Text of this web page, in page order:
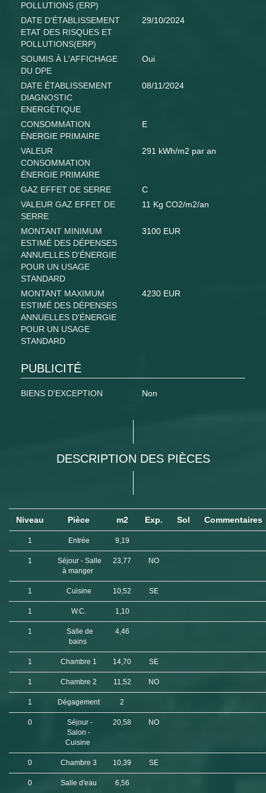
POLLUTIONS (ERP)
DATE D'ÉTABLISSEMENT
ETAT DES RISQUES ET
POLLUTIONS(ERP)
29/10/2024
SOUMIS À L'AFFICHAGE
DU DPE
Oui
DATE ÉTABLISSEMENT
DIAGNOSTIC
ENERGÉTIQUE
08/11/2024
CONSOMMATION
ÉNERGIE PRIMAIRE
E
VALEUR
CONSOMMATION
ÉNERGIE PRIMAIRE
291 kWh/m2 par an
GAZ EFFET DE SERRE
C
VALEUR GAZ EFFET DE
SERRE
11 Kg CO2/m2/an
MONTANT MINIMUM
ESTIMÉ DES DÉPENSES
ANNUELLES D'ÉNERGIE
POUR UN USAGE
STANDARD
3100 EUR
MONTANT MAXIMUM
ESTIMÉ DES DÉPENSES
ANNUELLES D'ÉNERGIE
POUR UN USAGE
STANDARD
4230 EUR
PUBLICITÉ
BIENS D'EXCEPTION Non
DESCRIPTION DES PIÈCES
Niveau Pièce m2 Exp. Sol Commentaires
1 Entrée 9,19
1
Séjour - Salle
à manger
23,77 NO
1 Cuisine 10,52 SE
1 W.C. 1,10
1
Salle de
bains
4,46
1 Chambre 1 14,70 SE
1 Chambre 2 11,52 NO
1 Dégagement 2
0
Séjour -
Salon -
Cuisine
20,58 NO
0 Chambre 3 10,39 SE
0 Salle d'eau 6,56